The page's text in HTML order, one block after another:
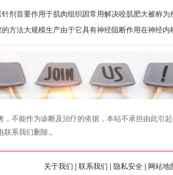
首要作用于肌肉组织因常用解决咬肌肥大被称为
方法大规模生产由于它具有神经阻断作用在神经内
，不能作为诊断及治疗的依据，本站不承担由此引
系我们删除.。
关于我们 | 联系我们 | 隐私安全 | 网站地